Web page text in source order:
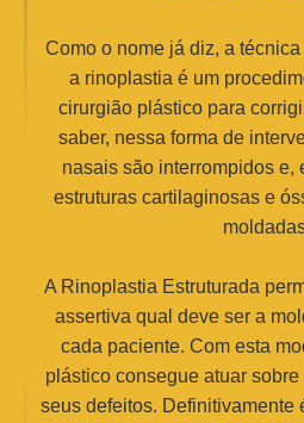
Como o nome já diz, a
a rinoplastia é um
cirurgião plástico para
saber, nessa forma de
nasais são interrompidos e,
estruturas cartilaginosas e
A Rinoplastia Estruturada
assertiva qual deve ser a
cada paciente. Com esta
plástico consegue atuar
seus defeitos. Definitivamente